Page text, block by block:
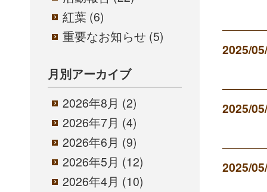
紅葉 (6)
重要なお知らせ (5)
月別アーカイブ
2026年8月 (2)
2026年7月 (4)
2026年6月 (9)
2026年5月 (12)
2026年4月 (10)
2025/
2025/
2025/